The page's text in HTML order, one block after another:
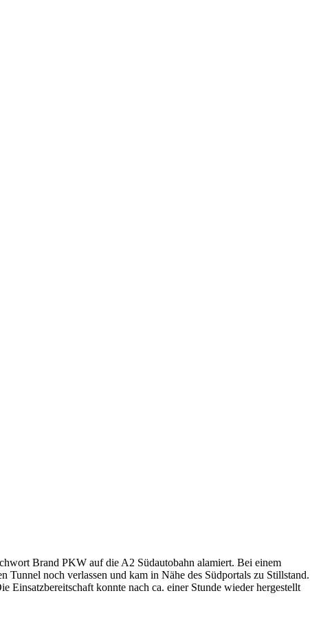
Brand PKW auf die A2 Südautobahn alamiert. Bei einem
noch verlassen und kam in Nähe des Südportals zu Stillstand.
konnte nach ca. einer Stunde wieder hergestellt